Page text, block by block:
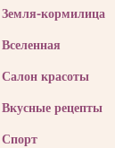
Земля-кормилица
Вселенная
Салон красоты
Вкусные рецепты
Спорт